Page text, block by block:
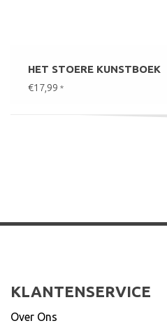
HET STOERE KUNSTBOEK
€17,99 *
KLANTENSERVICE
Over Ons